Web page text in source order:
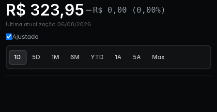
R$ 323,95 R$ 0,00 (0,00%)
Última atualização 06/08/2026
Ajustado
1D 5D 1M 6M YTD 1A 5A Max